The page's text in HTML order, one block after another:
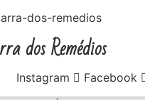
dos Remédios
Instagram Facebook